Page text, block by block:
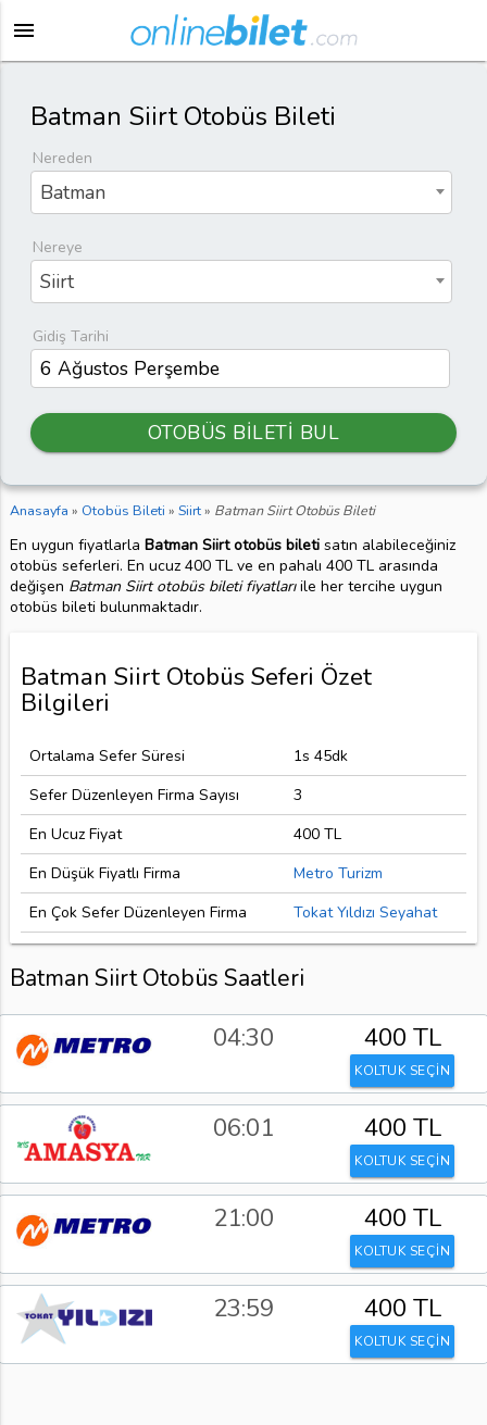
menu
Batman Siirt Otobüs Bileti
Nereden
Batman
Nereye
Siirt
Gidiş Tarihi
OTOBÜS BİLETİ BUL
Anasayfa » Otobüs Bileti » Siirt» Batman Siirt Otobüs Bileti
En uygun fiyatlarla Batman Siirt otobüs biletisatın alabileceğiniz
otobüs seferleri. En ucuz 400 TL ve en pahalı 400 TL arasında
değişen Batman Siirt otobüs bileti fiyatlarıile her tercihe uygun
otobüs bileti bulunmaktadır.
Batman Siirt Otobüs Seferi Özet
Bilgileri
Ortalama Sefer Süresi
1s 45dk
Sefer Düzenleyen Firma Sayısı
3
En Ucuz Fiyat
400 TL
En Düşük Fiyatlı Firma
Metro Turizm
En Çok Sefer Düzenleyen Firma
Tokat Yıldızı Seyahat
Batman Siirt Otobüs Saatleri
04:30 400 TL
KOLTUK SEÇİN
06:01 400 TL
KOLTUK SEÇİN
21:00 400 TL
KOLTUK SEÇİN
23:59 400 TL
KOLTUK SEÇİN